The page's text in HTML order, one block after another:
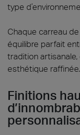
type
Chaque carreau
équilibre parfait
tradition
esthétique raffinée.
Finitions